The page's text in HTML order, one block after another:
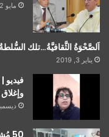
مايو 12, 2019
اَلصَّحْوَةُ الثَّقافيَّةُ…تلك
يناير 3, 2019
فيديو
ديسمبر 24,
50 مُشرّدًا يَسْتَفيدُون من “عملية دفء” بخريبكة